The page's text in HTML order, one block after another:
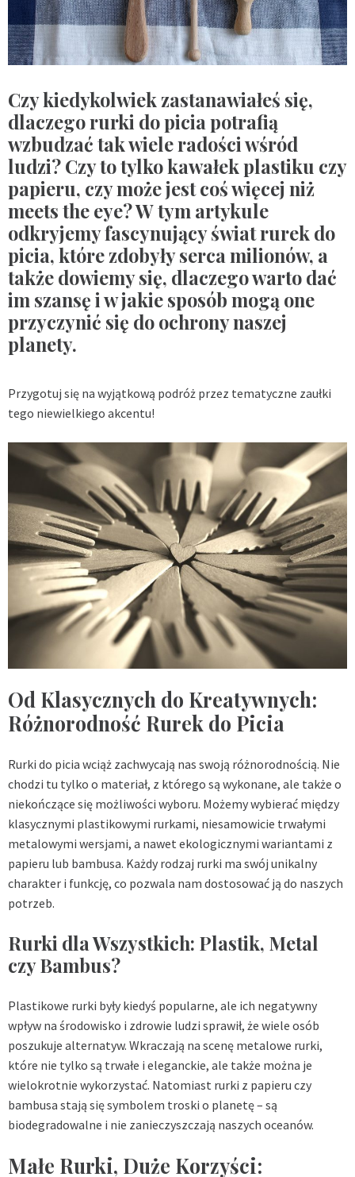
Czy kiedykolwiek zastanawiałeś się,
dlaczego rurki do picia potrafią
wzbudzać tak wiele radości wśród
ludzi? Czy to tylko kawałek plastiku czy
papieru, czy może jest coś więcej niż
meets the eye? W tym artykule
odkryjemy fascynujący świat rurek do
picia, które zdobyły serca milionów, a
także dowiemy się, dlaczego warto dać
im szansę i w jakie sposób mogą one
przyczynić się do ochrony naszej
planety.
Przygotuj się na wyjątkową podróż przez tematyczne zaułki
tego niewielkiego akcentu!
Od Klasycznych do Kreatywnych:
Różnorodność Rurek do Picia
Rurki do picia wciąż zachwycają nas swoją różnorodnością. Nie
chodzi tu tylko o materiał, z którego są wykonane, ale także o
niekończące się możliwości wyboru. Możemy wybierać między
klasycznymi plastikowymi rurkami, niesamowicie trwałymi
metalowymi wersjami, a nawet ekologicznymi wariantami z
papieru lub bambusa. Każdy rodzaj rurki ma swój unikalny
charakter i funkcję, co pozwala nam dostosować ją do naszych
potrzeb.
Rurki dla Wszystkich: Plastik, Metal
czy Bambus?
Plastikowe rurki były kiedyś popularne, ale ich negatywny
wpływ na środowisko i zdrowie ludzi sprawił, że wiele osób
poszukuje alternatyw. Wkraczają na scenę metalowe rurki,
które nie tylko są trwałe i eleganckie, ale także można je
wielokrotnie wykorzystać. Natomiast rurki z papieru czy
bambusa stają się symbolem troski o planetę – są
biodegradowalne i nie zanieczyszczają naszych oceanów.
Małe Rurki, Duże Korzyści: